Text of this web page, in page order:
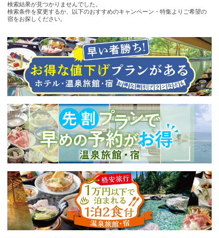
検索結果が見つかりませんでした。
検索条件を変更するか、以下のおすすめのキャンペーン・特集よりご希望の
宿をお探しください。